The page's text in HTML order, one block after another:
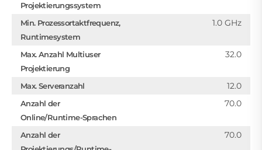
Projektierungssystem
Min. Prozessortaktfrequenz,
Runtimesystem
1.0 GHz
Max. Anzahl Multiuser
Projektierung
32.0
Max. Serveranzahl 12.0
Anzahl der
Online/Runtime-Sprachen
70.0
Anzahl der
70.0